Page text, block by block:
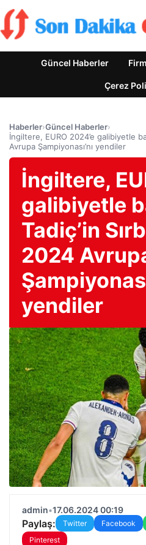
Güncel Haberler
Çerez
Haberler›Güncel Haberler›
İngiltere, EURO 2024’e galibiyetle
Avrupa Şampiyonası’nı yendiler
İngiltere,
galibiyetle
Tadiç’in
2024
yendiler
admin•17.06.2024 00:19
Paylaş: Twitter Facebook
Pinterest